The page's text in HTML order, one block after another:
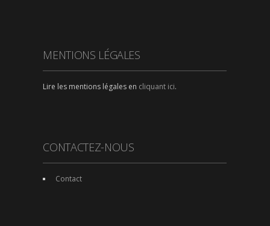
MENTIONS LÉGALES
Lire les mentions légales en cliquant ici.
CONTACTEZ-NOUS
Contact